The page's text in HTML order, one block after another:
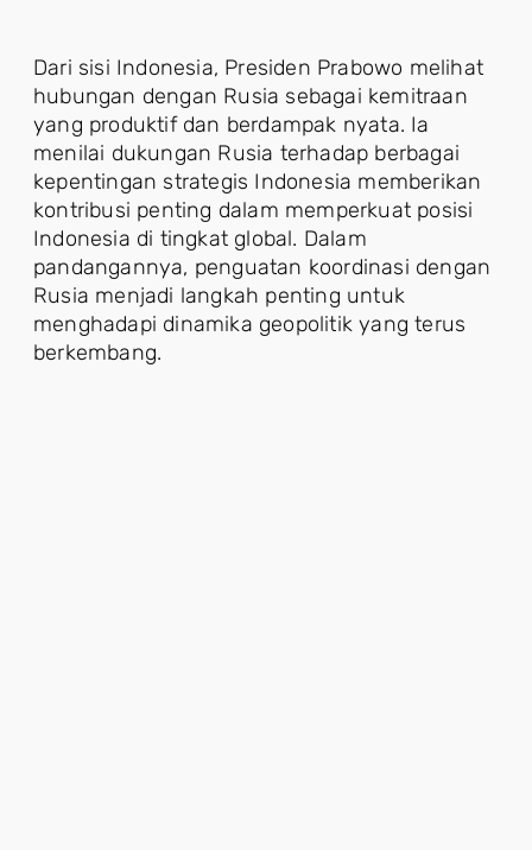
Dari sisi Indonesia, Presiden Prabowo melihat
hubungan dengan Rusia sebagai kemitraan
yang produktif dan berdampak nyata. Ia
menilai dukungan Rusia terhadap berbagai
kepentingan strategis Indonesia memberikan
kontribusi penting dalam memperkuat posisi
Indonesia di tingkat global. Dalam
pandangannya, penguatan koordinasi dengan
Rusia menjadi langkah penting untuk
menghadapi dinamika geopolitik yang terus
berkembang.